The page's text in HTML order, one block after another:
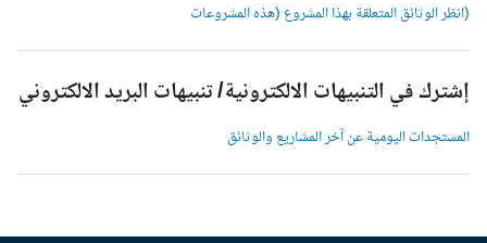
(انظر الوثائق المتعلقة بهذا المشروع (هذه المشروعات
إشترك في التنبيهات الالكترونية/ تنبيهات البريد الالكتروني
المستجدات اليومية عن آخر المشاريع والوثائق